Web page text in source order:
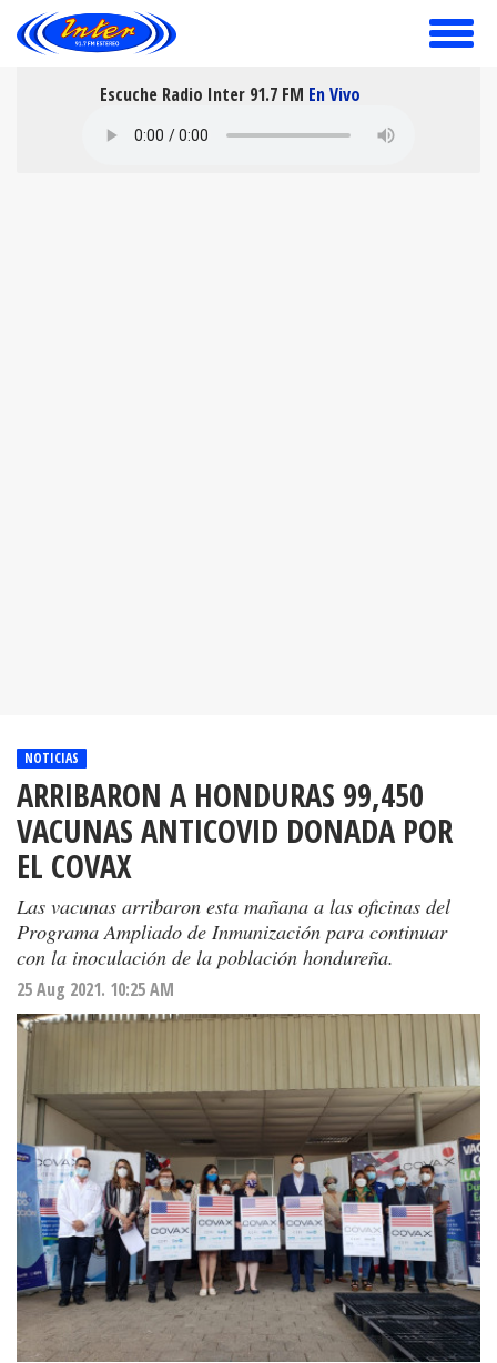
toggle
Escuche Radio Inter 91.7 FM En Vivo
NOTICIAS
ARRIBARON A HONDURAS 99,450
VACUNAS ANTICOVID DONADA POR
EL COVAX
Las vacunas arribaron esta mañana a las oficinas del
Programa Ampliado de Inmunización para continuar
con la inoculación de la población hondureña.
25 Aug 2021. 10:25 AM